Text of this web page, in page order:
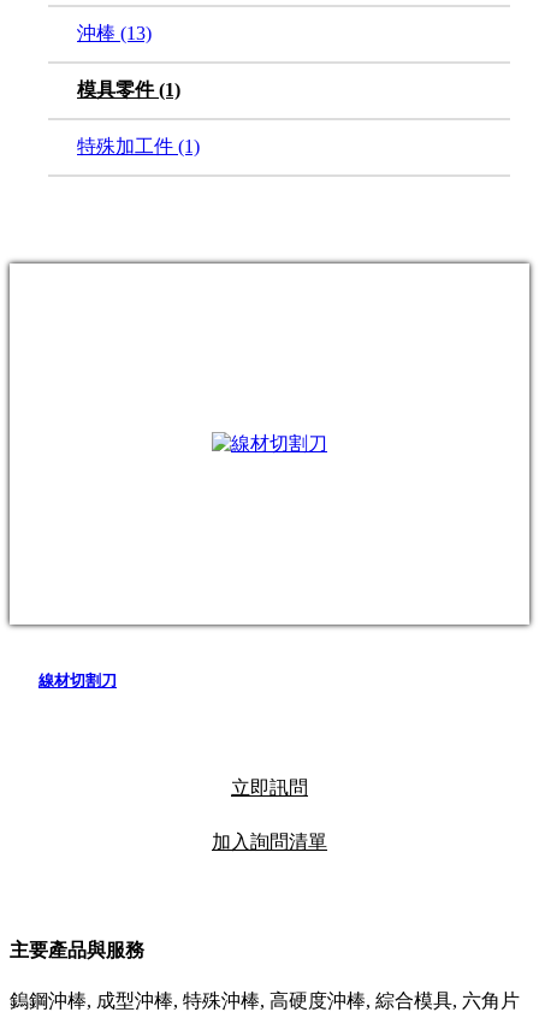
沖棒 (13)
模具零件(1)
特殊加工件 (1)
線材切割刀
立即訊問
加入詢問清單
主要產品與服務
鎢鋼沖棒, 成型沖棒, 特殊沖棒, 高硬度沖棒, 綜合模具, 六角片